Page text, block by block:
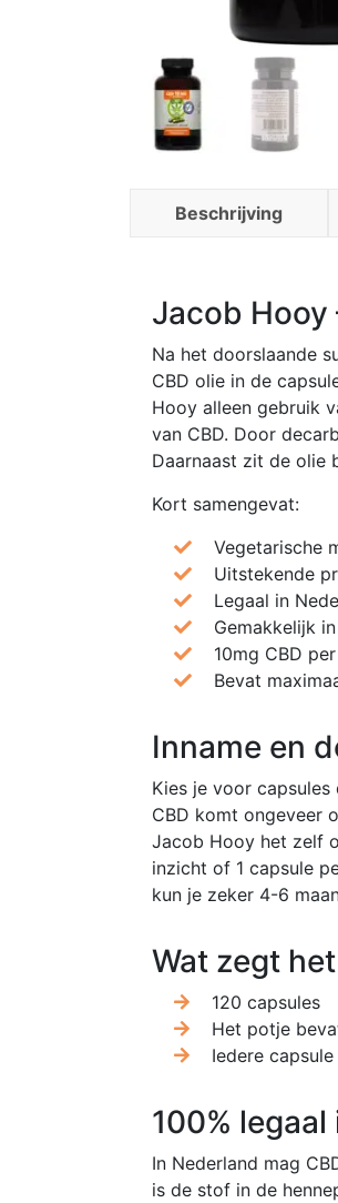
Beschrijving
Jacob Hooy
Na het doorslaande
CBD olie in de
Hooy alleen gebruik
van CBD. Door
Daarnaast zit de olie
Kort samengevat:
Vegetarische
Uitstekende
Legaal in
Gemakkelijk
10mg CBD
Bevat
Inname en
Kies je voor capsules
CBD komt ongeveer
Jacob Hooy het zelf
inzicht of 1 capsule
kun je zeker 4-6
Wat zegt
120 capsules
Het potje
Iedere
100%
In Nederland mag
is de stof in de